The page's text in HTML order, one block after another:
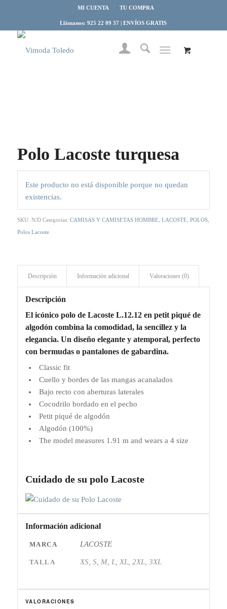
MI CUENTA TU COMPRA
Llámanos: 925 22 09 37 | ENVÍOS GRATIS
Polo Lacoste turquesa
Este producto no está disponible porque no quedan
existencias.
SKU: N/D Categorías: CAMISAS Y CAMISETAS HOMBRE LACOSTE POLOS,
Polos Lacoste
Descripción Información adicional Valoraciones (0)
Descripción
El icónico polo de Lacoste L.12.12 en petit piqué de
algodón combina la comodidad, la sencillez y la
elegancia. Un diseño elegante y atemporal, perfecto
con bermudas o pantalones de gabardina.
Classic fit
Cuello y bordes de las mangas acanalados
Bajo recto con aberturas laterales
Cocodrilo bordado en el pecho
Petit piqué de algodón
Algodón (100%)
The model measures 1.91 m and wears a 4 size
Cuidado de su polo Lacoste
Información adicional
MARCA LACOSTE
TALLA XS, S, M, L, XL, 2XL, 3XL
VALORACIONES